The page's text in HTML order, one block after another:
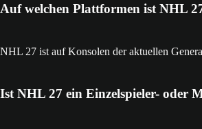
Auf welchen Plattformen ist NHL
NHL 27 ist auf Konsolen der aktuellen
Ist NHL 27 ein Einzelspieler- oder